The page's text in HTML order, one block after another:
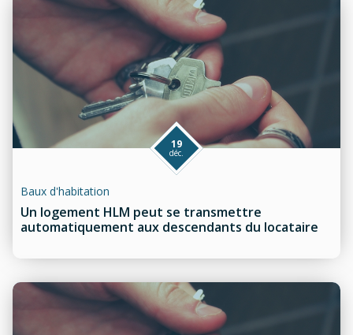
Un logement HLM peut se transmettre
automatiquement aux descendants du locataire
19
déc.
Baux d'habitation